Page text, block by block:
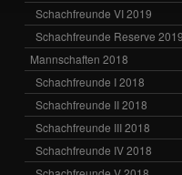
Schachfreunde VI 2019
Schachfreunde Reserve 2019
Mannschaften 2018
Schachfreunde I 2018
Schachfreunde II 2018
Schachfreunde III 2018
Schachfreunde IV 2018